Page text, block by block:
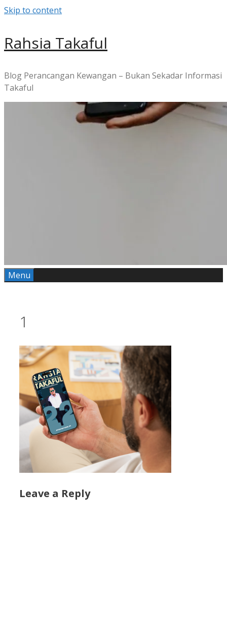
Skip to content
Rahsia Takaful
Blog Perancangan Kewangan – Bukan Sekadar Informasi
Takaful
Menu
1
Leave a Reply